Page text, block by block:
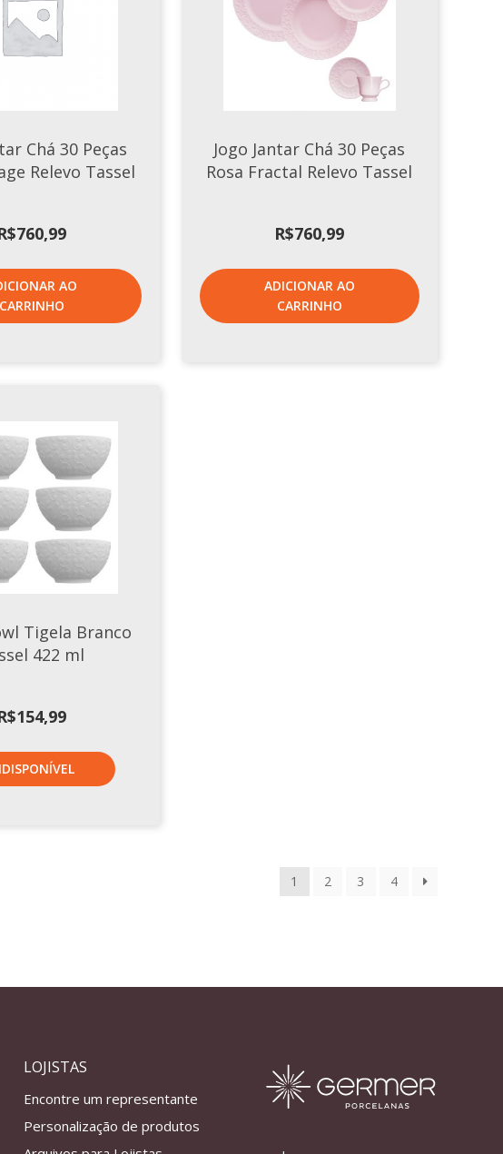
Chá 30 Peças
Relevo Tassel
760,99
AO
CARRINHO
Jogo Jantar Chá 30 Peças
Rosa Fractal Relevo Tassel
R$760,99
ADICIONAR AO
CARRINHO
Tigela Branco
422 ml
154,99
1 2 3 4
LOJISTAS
Encontre um representante
Personalização de produtos